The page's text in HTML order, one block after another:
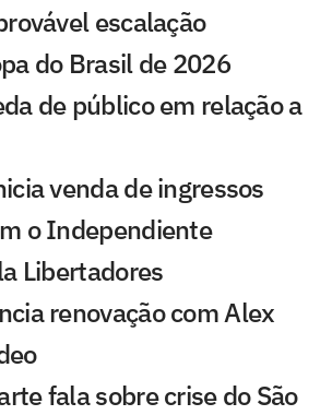
escalação
do Brasil de 2026
de público em relação a
venda de ingressos
o Independiente
Libertadores
renovação com Alex
fala sobre crise do São